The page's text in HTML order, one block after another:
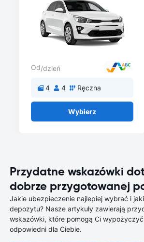
Od/dzień
4 4 Ręczna
Wybierz
Przydatne wskazówki
dobrze przygotowanej
Jakie ubezpieczenie najlepiej wybrać i
depozytu? Nasze artykuły zawierają
wskazówki, które pomogą Ci
odpowiedni dla Ciebie.